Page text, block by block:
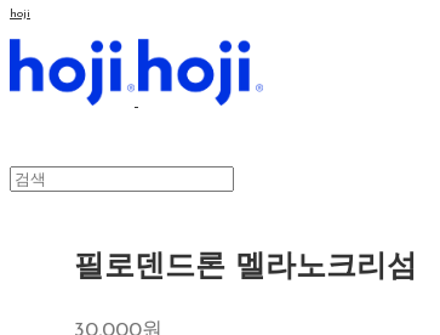
hoji
필로덴드론 멜라노크리섬
30,000원